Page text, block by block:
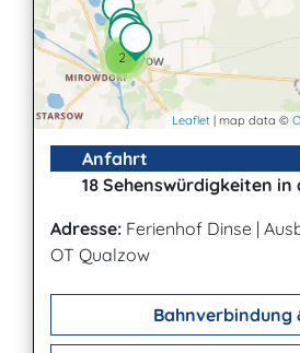
3
2
2
Leaflet | map data ©
Anfahrt
18 Sehenswürdigkeiten in
Adresse: Ferienhof Dinse |
OT Qualzow
Bahnverbindung